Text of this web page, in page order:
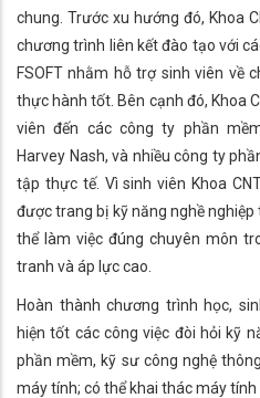
chung. Trước xu hướng đó, Khoa
chương trình liên kết đào tạo với
FSOFT nhằm hỗ trợ sinh viên về
thực hành tốt. Bên cạnh đó, Khoa
viên đến các công ty phần
Harvey Nash, và nhiều công ty
tập thực tế. Vì sinh viên Khoa
được trang bị kỹ năng nghề
thể làm việc đúng chuyên môn
tranh và áp lực cao.
Hoàn thành chương trình học,
hiện tốt các công việc đòi hỏi kỹ
phần mềm, kỹ sư công nghệ
máy tính; có thể khai thác máy